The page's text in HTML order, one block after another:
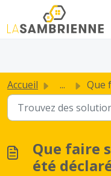
Passer au contenu
Accueil ... Que faire si
Que faire
été